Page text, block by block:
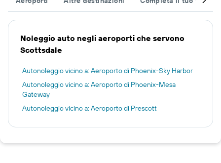
Noleggio auto negli aeroporti che servono
Scottsdale
Autonoleggio vicino a: Aeroporto di Phoenix-Sky Harbor
Autonoleggio vicino a: Aeroporto di Phoenix-Mesa
Gateway
Autonoleggio vicino a: Aeroporto di Prescott